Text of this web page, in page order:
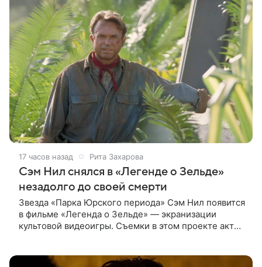
17 часов назад Рита Захарова
Сэм Нил снялся в «Легенде о Зельде»
незадолго до своей смерти
Звезда «Парка Юрского периода» Сэм Нил появится
в фильме «Легенда о Зельде» — экранизации
культовой видеоигры. Съемки в этом проекте актер